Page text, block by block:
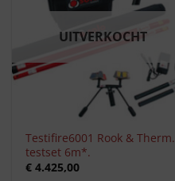
UITVERKOCHT
Testifire6001 Rook & Therm.
testset 6m*.
€ 4.425,00